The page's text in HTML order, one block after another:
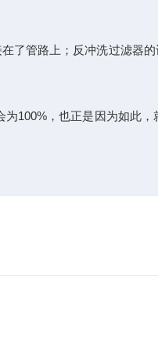
管路上；反冲洗过滤器
100%，也正是因为如此